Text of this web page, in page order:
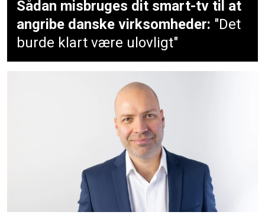
Sådan misbruges dit smart-tv til at
angribe danske virksomheder: "Det
burde klart være ulovligt"